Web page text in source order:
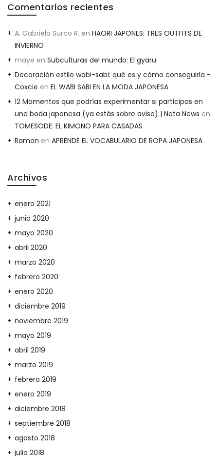
Comentarios recientes
A. Gabriela Surco R. en HAORI JAPONES: TRES OUTFITS DE
INVIERNO
maye en Subculturas del mundo: El gyaru
Decoración estilo wabi-sabi: qué es y cómo conseguirla -
Coxcie en EL WABI SABI EN LA MODA JAPONESA
12 Momentos que podrías experimentar si participas en
una boda japonesa (ya estás sobre aviso) | Neta News en
TOMESODE: EL KIMONO PARA CASADAS
Ramon en APRENDE EL VOCABULARIO DE ROPA JAPONESA
Archivos
enero 2021
junio 2020
mayo 2020
abril 2020
marzo 2020
febrero 2020
enero 2020
diciembre 2019
noviembre 2019
mayo 2019
abril 2019
marzo 2019
febrero 2019
enero 2019
diciembre 2018
septiembre 2018
agosto 2018
julio 2018